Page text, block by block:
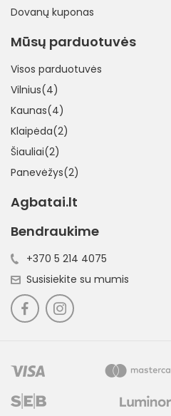
Dovanų kuponas
Mūsų parduotuvės
Visos parduotuvės
Vilnius(4)
Kaunas(4)
Klaipėda(2)
Šiauliai(2)
Panevėžys(2)
Agbatai.lt
Bendraukime
+370 5 214 4075
Susisiekite su mumis